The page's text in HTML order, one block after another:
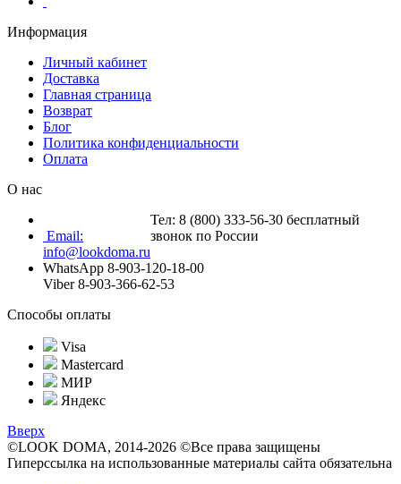
Информация
Личный кабинет
Доставка
Главная страница
Возврат
Блог
Политика конфиденциальности
Оплата
О нас
Тел: 8 (800) 333-56-30 бесплатный
звонок по России
Email:
info@lookdoma.ru
WhatsApp 8-903-120-18-00
Viber 8-903-366-62-53
Способы оплаты
Visa
Mastercard
МИР
Яндекс
Вверх
©LOOK DOMA, 2014-2026 ©Все права защищены
Гиперссылка на использованные материалы сайта обязательна